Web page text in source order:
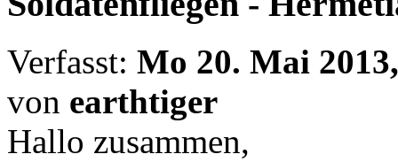
Verfasst: Mo 20. Mai
von earthtiger
Hallo zusammen,